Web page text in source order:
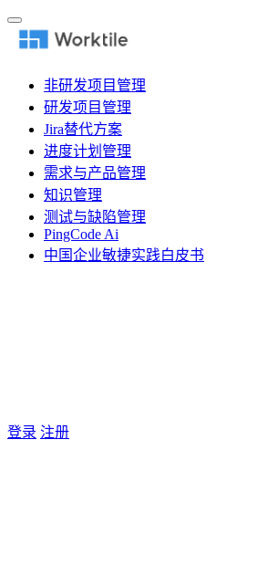
非研发项目管理
研发项目管理
Jira替代方案
进度计划管理
需求与产品管理
知识管理
测试与缺陷管理
PingCode Ai
中国企业敏捷实践白皮书
登录 注册